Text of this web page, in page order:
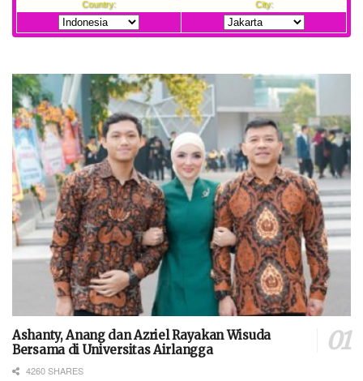
Ashanty, Anang dan Azriel Rayakan Wisuda
Bersama di Universitas Airlangga
4260 SHARES